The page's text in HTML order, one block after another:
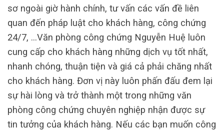
sơ ngoài giờ hành chính, tư vấn các vấn đề liên
quan đến pháp luật cho khách hàng, công chứng
24/7, …Văn phòng công chứng Nguyễn Huệ luôn
cung cấp cho khách hàng những dịch vụ tốt nhất,
nhanh chóng, thuận tiện và giá cả phải chăng nhất
cho khách hàng. Đơn vị này luôn phấn đấu đem lại
sự hài lòng và trở thành một trong những văn
phòng công chứng chuyên nghiệp nhận được sự
tin tưởng của khách hàng. Nếu các bạn muốn công